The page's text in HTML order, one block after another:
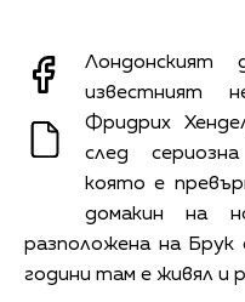
известният
Фридрих
след
която е
домакин на
разположена на
години там е живял и